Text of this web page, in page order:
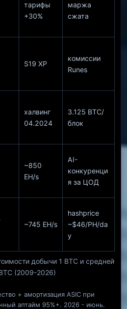
добычи 1 BTC и средней
(2009-2026)
тарифы
+30%
маржа
сжата
S19 XP
комиссии
Runes
халвинг
04.2024
3.125 BTC/
блок
~850
EH/s
AI-
конкуренци
я за ЦОД
~745 EH/s
hashprice
~$46/PH/da
y
+ амортизация ASIC при
аптайм 95%+. 2026 - июнь.